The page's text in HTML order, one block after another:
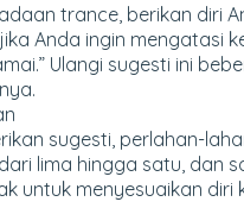
trance, berikan diri
Anda ingin mengatasi
Ulangi sugesti ini
sugesti, perlahan-
lima hingga satu, dan
untuk menyesuaikan diri